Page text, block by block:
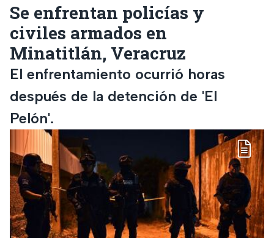
Se enfrentan policías y
civiles armados en
Minatitlán, Veracruz
El enfrentamiento ocurrió horas
después de la detención de 'El
Pelón'.